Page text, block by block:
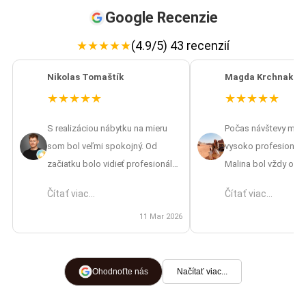
Google Recenzie
★★★★★(4.9/5) 43 recenzií
Nikolas Tomaštík
★★★★★
S realizáciou nábytku na mieru
som bol veľmi spokojný. Od
začiatku bolo vidieť profesionálny
finálnu montáž. Oceňujem aj to, že
mi pripravili 3D vizualizáciu, vďaka
ktorej som si vedel lepšie
výrobou. Cena bola primeraná
náročnosti a počas celej
Čítať viac...
11 Mar 2026
Magda
★★★★★
Počas návštevy
vysoko
Malina bol vždy
výsledkom som
Čítať viac...
Ohodnoťte nás Načítať viac...